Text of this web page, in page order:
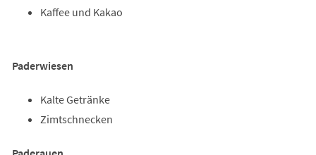
Kaffee und Kakao
Paderwiesen
Kalte Getränke
Zimtschnecken